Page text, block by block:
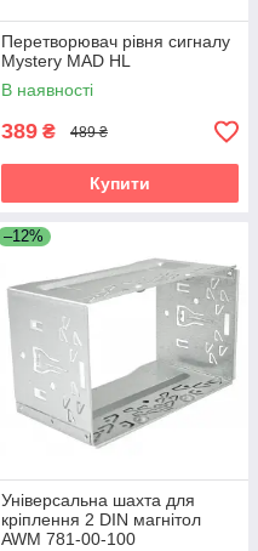
Перетворювач рівня сигналу
Mystery MAD HL
В наявності
389 ₴ 489 ₴
Купити
–12%
Універсальна шахта для
кріплення 2 DIN магнітол
AWM 781-00-100